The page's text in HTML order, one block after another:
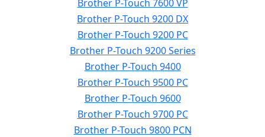
Brother P-Touch 7600 VP
Brother P-Touch 9200 DX
Brother P-Touch 9200 PC
Brother P-Touch 9200 Series
Brother P-Touch 9400
Brother P-Touch 9500 PC
Brother P-Touch 9600
Brother P-Touch 9700 PC
Brother P-Touch 9800 PCN